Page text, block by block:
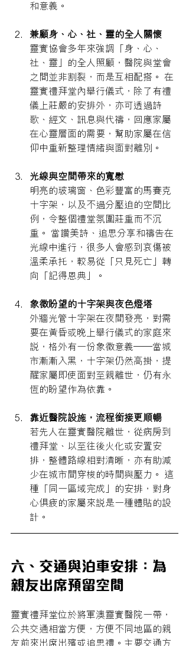
和意義。
兼顧身、心、社、靈的全人關懷
靈實協會多年來強調「身、心、
社、靈」的全人照顧，醫院與堂會
之間並非割裂，而是互相配搭。 在
靈實禮拜堂內舉行儀式，除了有禮
儀上莊嚴的安排外，亦可透過詩
歌、經文、訊息與代禱，回應家屬
在心靈層面的需要，幫助家屬在信
仰中重新整理情緒與面對離別。
光線與空間帶來的寬慰
明亮的玻璃窗、色彩豐富的馬賽克
十字架，以及不過分壓迫的空間比
例，令整個禮堂氛圍莊重而不沉
重。 當讚美詩、追思分享和禱告在
光線中進行，很多人會感到哀傷被
溫柔承托，較易從「只見死亡」轉
向「記得恩典」。​
象徵盼望的十字架與夜色燈塔
外牆光管十字架在夜間發亮，對需
要在黃昏或晚上舉行儀式的家庭來
說，格外有一份象徵意義——當城
市漸漸入黑，十字架仍然高掛，提
醒家屬即使面對至親離世，仍有永
恆的盼望作為依靠。
靠近醫院設施，流程銜接更順暢
若先人在靈實醫院離世，從病房到
禮拜堂、以至往後火化或安置安
排，整體路線相對清晰，亦有助減
少在城市間穿梭的時間與壓力。 這
種「同一區域完成」的安排，對身
心俱疲的家屬來說是一種體貼的設
計。
六、交通與泊車安排：為
親友出席預留空間
靈實禮拜堂位於將軍澳靈實醫院一帶，
公共交通相當方便，方便不同地區的親
友前來出席出殯或追思禮。主要交通方